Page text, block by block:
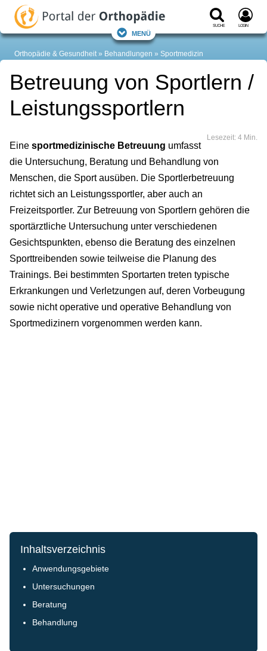
Suche Login
Menü
Orthopädie & Gesundheit Behandlungen Sportmedizin
Betreuung von Sportlern /
Leistungssportlern
Lesezeit: 4 Min.
Eine sportmedizinische Betreuung umfasst
die Untersuchung, Beratung und Behandlung von
Menschen, die Sport ausüben. Die Sportlerbetreuung
richtet sich an Leistungssportler, aber auch an
Freizeitsportler. Zur Betreuung von Sportlern gehören die
sportärztliche Untersuchung unter verschiedenen
Gesichtspunkten, ebenso die Beratung des einzelnen
Sporttreibenden sowie teilweise die Planung des
Trainings. Bei bestimmten Sportarten treten typische
Erkrankungen und Verletzungen auf, deren Vorbeugung
sowie nicht operative und operative Behandlung von
Sportmedizinern vorgenommen werden kann.
Inhaltsverzeichnis
Anwendungsgebiete
Untersuchungen
Beratung
Behandlung